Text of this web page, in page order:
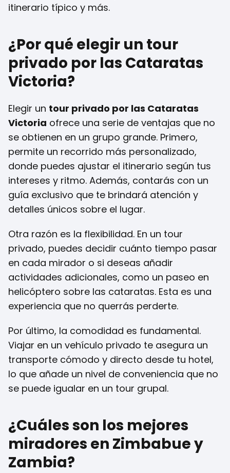
itinerario típico y más.
¿Por qué elegir un tour
privado por las Cataratas
Victoria?
Elegir un tour privado por las Cataratas
Victoria ofrece una serie de ventajas que no
se obtienen en un grupo grande. Primero,
permite un recorrido más personalizado,
donde puedes ajustar el itinerario según tus
intereses y ritmo. Además, contarás con un
guía exclusivo que te brindará atención y
detalles únicos sobre el lugar.
Otra razón es la flexibilidad. En un tour
privado, puedes decidir cuánto tiempo pasar
en cada mirador o si deseas añadir
actividades adicionales, como un paseo en
helicóptero sobre las cataratas. Esta es una
experiencia que no querrás perderte.
Por último, la comodidad es fundamental.
Viajar en un vehículo privado te asegura un
transporte cómodo y directo desde tu hotel,
lo que añade un nivel de conveniencia que no
se puede igualar en un tour grupal.
¿Cuáles son los mejores
miradores en Zimbabue y
Zambia?